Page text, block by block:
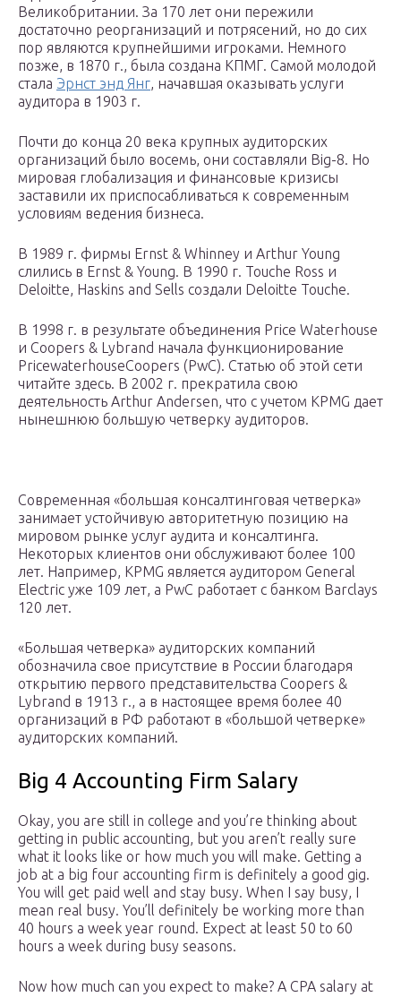
Великобритании. За 170 лет они пережили
достаточно реорганизаций и потрясений, но до сих
пор являются крупнейшими игроками. Немного
позже, в 1870 г., была создана КПМГ. Самой молодой
стала Эрнст энд Янг, начавшая оказывать услуги
аудитора в 1903 г.
Почти до конца 20 века крупных аудиторских
организаций было восемь, они составляли Big-8. Но
мировая глобализация и финансовые кризисы
заставили их приспосабливаться к современным
условиям ведения бизнеса.
В 1989 г. фирмы Ernst & Whinney и Arthur Young
слились в Ernst & Young. В 1990 г. Touche Ross и
Deloitte, Haskins and Sells создали Deloitte Touche.
В 1998 г. в результате объединения Price Waterhouse
и Coopers & Lybrand начала функционирование
PricewaterhouseCoopers (PwC). Статью об этой сети
читайте здесь. В 2002 г. прекратила свою
деятельность Arthur Andersen, что с учетом KPMG дает
нынешнюю большую четверку аудиторов.
Современная «большая консалтинговая четверка»
занимает устойчивую авторитетную позицию на
мировом рынке услуг аудита и консалтинга.
Некоторых клиентов они обслуживают более 100
лет. Например, KPMG является аудитором General
Electric уже 109 лет, а PwC работает с банком Barclays
120 лет.
«Большая четверка» аудиторских компаний
обозначила свое присутствие в России благодаря
открытию первого представительства Coopers &
Lybrand в 1913 г., а в настоящее время более 40
организаций в РФ работают в «большой четверке»
аудиторских компаний.
Big 4 Accounting Firm Salary
Okay, you are still in college and you’re thinking about
getting in public accounting, but you aren’t really sure
what it looks like or how much you will make. Getting a
job at a big four accounting firm is definitely a good gig.
You will get paid well and stay busy. When I say busy, I
mean real busy. You’ll definitely be working more than
40 hours a week year round. Expect at least 50 to 60
hours a week during busy seasons.
Now how much can you expect to make? A CPA salary at